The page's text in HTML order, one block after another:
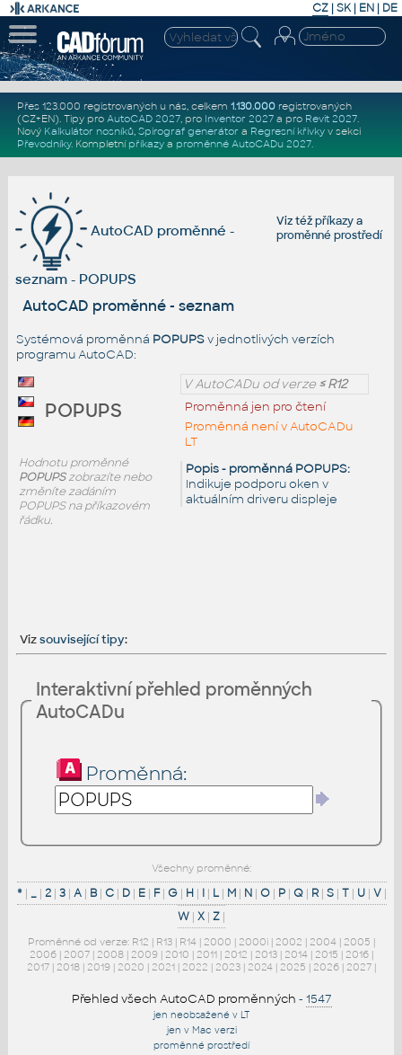
CZ | SK| EN | DE
Přes 123.000 registrovaných u nás, celkem 1.130.000registrovaných
(CZ+EN). Tipy pro AutoCAD 2027, pro Inventor 2027a pro Revit 2027.
Nový Kalkulátor nosníků, Spirograf generátor a Regresní křivkyv sekci
Převodníky. Kompletní příkazya proměnné AutoCADu 2027.
Viz téžpříkazya
proměnné prostředí
AutoCAD proměnné -
seznam - POPUPS
AutoCAD proměnné - seznam
Systémová proměnná POPUPSv jednotlivých verzích
programu AutoCAD:
V AutoCADu od verze≤ R12
Proměnná jen pro čtení
Proměnná není v AutoCADu
LT
Popis - proměnná POPUPS:
Indikuje podporu oken v
aktuálním driveru displeje
POPUPS
Hodnotu proměnné
POPUPSzobrazíte nebo
změníte zadáním
POPUPS na příkazovém
řádku.
Vizsouvisející tipy:
Interaktivní přehled proměnných
AutoCADu
Proměnná:
Všechny proměnné:
*| _| 2| 3| A| B| C| D| E| F| G| H| I| L| M| N| O| P| Q| R| S| T| U| V|
W | X | Z |
Proměnné od verze: R12 | R13 | R14 | 2000 | 2000i | 2002 | 2004 | 2005 |
2006 | 2007 | 2008 | 2009 | 2010 | 2011 | 2012 | 2013 | 2014 | 2015 | 2016 |
2017 | 2018 | 2019 | 2020 | 2021 | 2022 | 2023 | 2024 | 2025 | 2026 | 2027 |
Přehled všech AutoCAD proměnných - 1547
jen neobsažené v LT
jen v Mac verzi
proměnné prostředí